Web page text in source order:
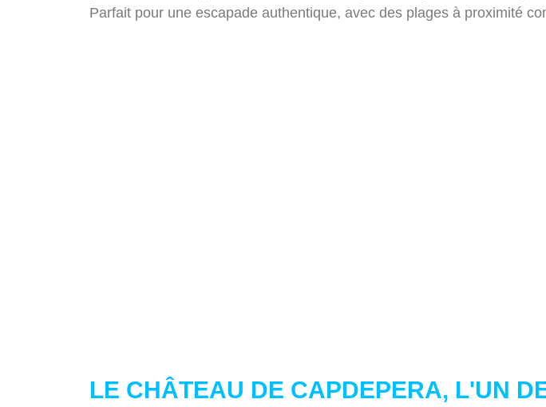
Parfait pour une escapade authentique, avec des plages à proximité
LE CHÂTEAU DE CAPDEPERA, L'UN